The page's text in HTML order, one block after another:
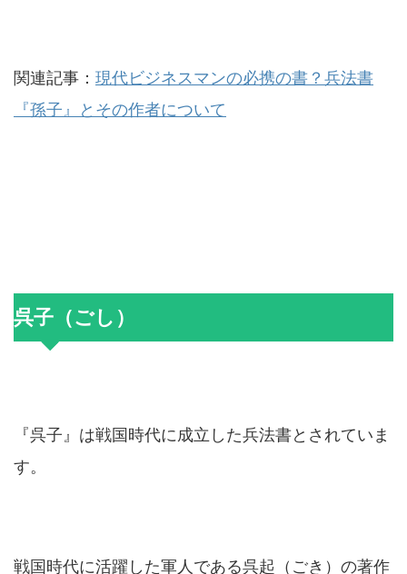
関連記事： 現代ビジネスマンの必携の書？兵法書
『孫子』とその作者について
呉子（ごし）
『呉子』は戦国時代に成立した兵法書とされていま
す。
戦国時代に活躍した軍人である呉起（ごき）の著作